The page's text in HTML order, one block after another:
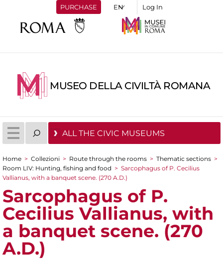
PURCHASE Log In
MUSEO DELLA CIVILTÀ ROMANA
ALL THE CIVIC MUSEUMS
You are here
Home > Collezioni > Route through the rooms > Thematic sections >
Room LIV: Hunting, fishing and food > Sarcophagus of P. Cecilius
Vallianus, with a banquet scene. (270 A.D.)
Sarcophagus of P.
Cecilius Vallianus, with
a banquet scene. (270
A.D.)